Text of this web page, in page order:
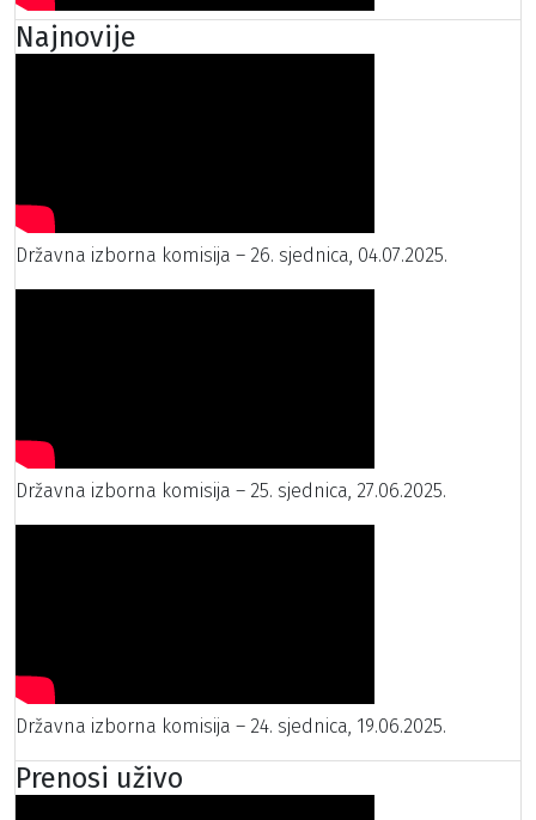
Najnovije
Državna izborna komisija – 26. sjednica, 04.07.2025.
Državna izborna komisija – 25. sjednica, 27.06.2025.
Državna izborna komisija – 24. sjednica, 19.06.2025.
Prenosi uživo